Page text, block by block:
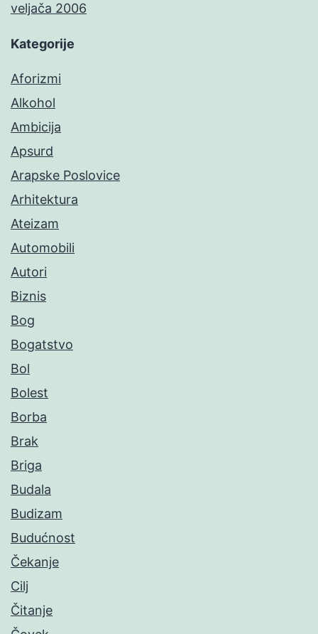
veljača 2006
Kategorije
Aforizmi
Alkohol
Ambicija
Apsurd
Arapske Poslovice
Arhitektura
Ateizam
Automobili
Autori
Biznis
Bog
Bogatstvo
Bol
Bolest
Borba
Brak
Briga
Budala
Budizam
Budućnost
Čekanje
Cilj
Čitanje